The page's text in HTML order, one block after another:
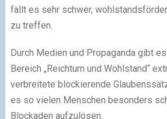
fällt es sehr schwer,
zu treffen.
Durch Medien und Propaganda gibt
Bereich „Reichtum und Wohlstand“
verbreitete blockierende
es so vielen Menschen besonders
Blockaden aufzulösen.